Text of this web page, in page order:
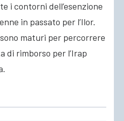
i contorni dell’esenzione
in passato per l’Ilor.
maturi per percorrere
di rimborso per l’Irap